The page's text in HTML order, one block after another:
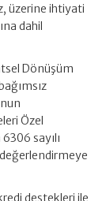
üzerine ihtiyati
dahil
Dönüşüm
Özel
sayılı
destekleri ile